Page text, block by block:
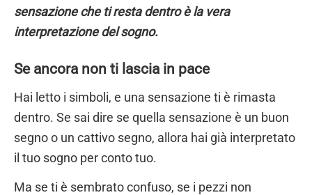
sensazione che ti resta dentro è la vera
interpretazione del sogno.
Se ancora non ti lascia in pace
Hai letto i simboli, e una sensazione ti è rimasta
dentro. Se sai dire se quella sensazione è un buon
segno o un cattivo segno, allora hai già interpretato
il tuo sogno per conto tuo.
Ma se ti è sembrato confuso, se i pezzi non